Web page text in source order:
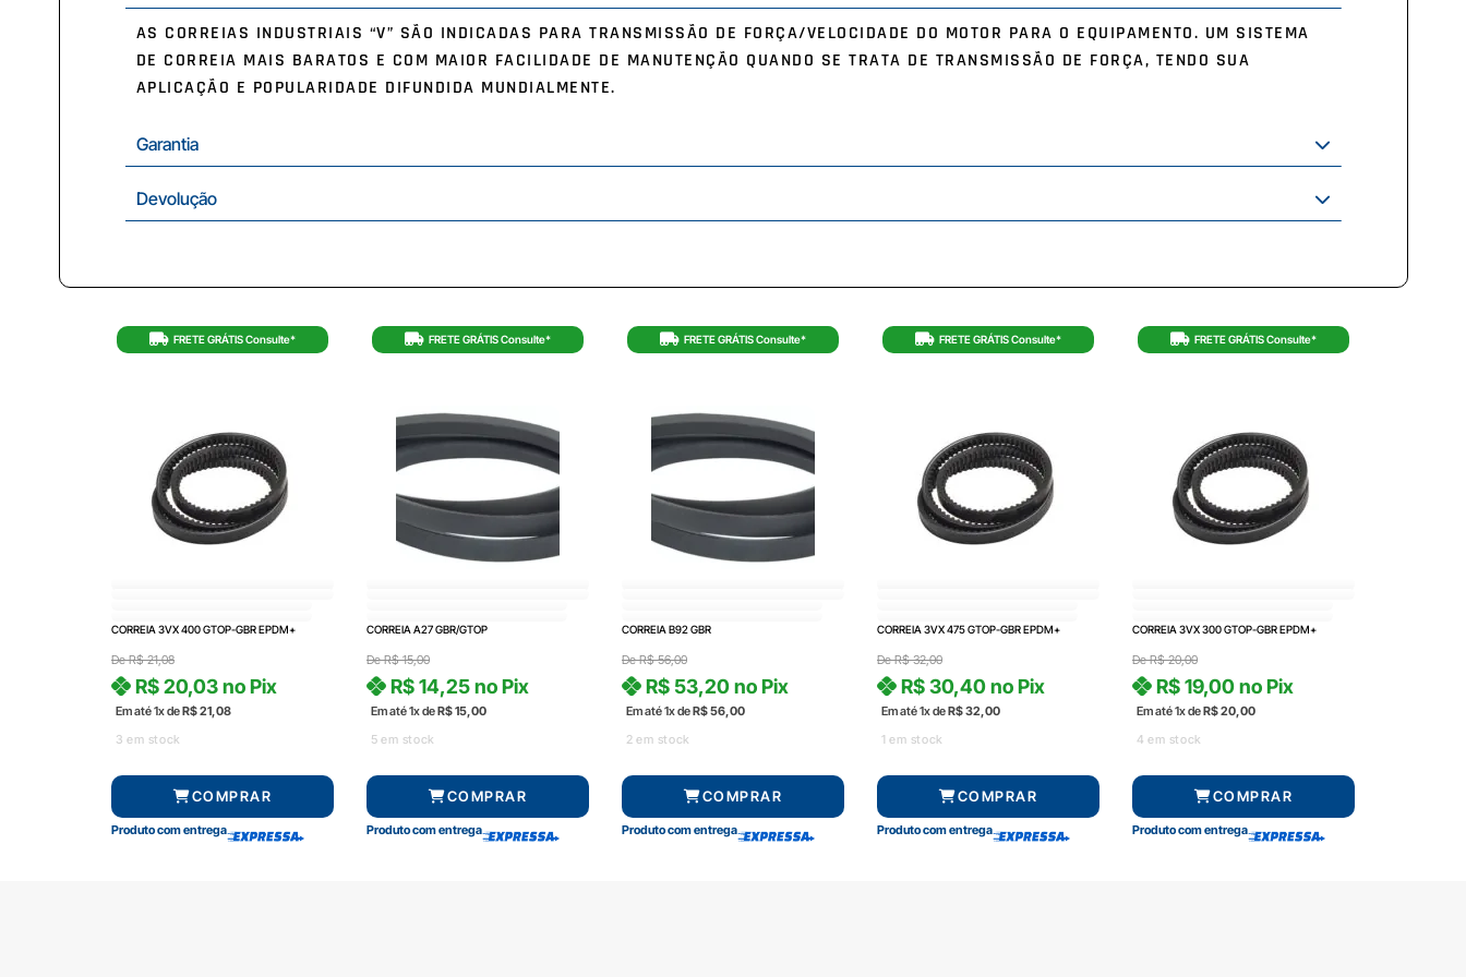
AS CORREIAS INDUSTRIAIS “V” SÃO INDICADAS PARA TRANSMISSÃO DE FORÇA/VELOCIDADE DO MOTOR PARA O EQUIPAMENTO. UM SISTEMA
DE CORREIA MAIS BARATOS E COM MAIOR FACILIDADE DE MANUTENÇÃO QUANDO SE TRATA DE TRANSMISSÃO DE FORÇA, TENDO SUA
APLICAÇÃO E POPULARIDADE DIFUNDIDA MUNDIALMENTE.
Garantia
Devolução
FRETE GRÁTIS Consulte*
CORREIA 3VX 400 GTOP-GBR EPDM+
DeR$21,08
Em até 1x deR$21,08
R$20,03 no Pix
3 em stock
COMPRAR
Produto com entrega
FRETE GRÁTIS Consulte*
CORREIA A27 GBR/GTOP
DeR$15,00
Em até 1x deR$15,00
R$14,25 no Pix
5 em stock
COMPRAR
Produto com entrega
FRETE GRÁTIS Consulte*
CORREIA B92 GBR
DeR$56,00
Em até 1x deR$56,00
R$53,20 no Pix
2 em stock
COMPRAR
Produto com entrega
FRETE GRÁTIS Consulte*
CORREIA 3VX 475 GTOP-GBR EPDM+
DeR$32,00
Em até 1x deR$32,00
R$30,40 no Pix
1 em stock
COMPRAR
Produto com entrega
FRETE GRÁTIS Consulte*
CORREIA 3VX 300 GTOP-GBR EPDM+
DeR$20,00
Em até 1x deR$20,00
R$19,00 no Pix
4 em stock
COMPRAR
Produto com entrega